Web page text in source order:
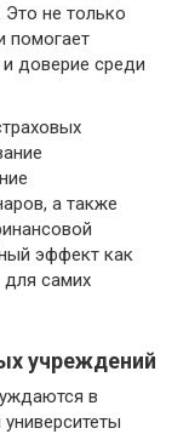
не только
помогает
доверие среди
а также
эффект как
для самих
учреждений
в